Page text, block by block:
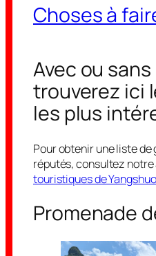
Choses à
Avec ou
trouverez ici
les plus
Pour obtenir une liste
réputés, consultez
touristiques de Yangshuo
Promenade